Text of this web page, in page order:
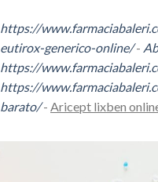
https://
eutirox-generico-online/-
https://
https://
barato/- Aricept lixben